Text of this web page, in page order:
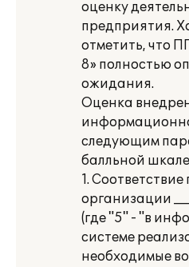
оценку
предприятия.
отметить, что
8» полностью
ожидания.
Оценка
следующим
балльной
1.
организации
(где "5" - "в
системе
необходимые